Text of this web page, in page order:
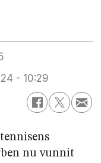
- 10:29
nu vunnit